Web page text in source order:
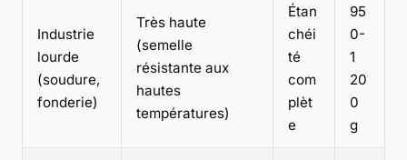
Industrie
lourde
(soudure,
fonderie)
Très haute
(semelle
résistante aux
hautes
températures)
Étan
chéi
té
com
plèt
e
95
0-
1
20
0
g